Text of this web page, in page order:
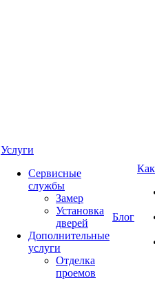
Услуги
Сервисные
службы
Замер
Установка
дверей
Дополнительные
услуги
Отделка
проемов
Блог